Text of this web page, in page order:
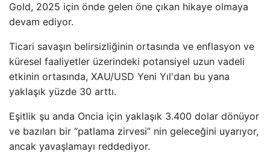
Gold, 2025 için önde gelen öne çıkan hikaye olmaya
devam ediyor.
Ticari savaşın belirsizliğinin ortasında ve enflasyon ve
küresel faaliyetler üzerindeki potansiyel uzun vadeli
etkinin ortasında, XAU/USD Yeni Yıl'dan bu yana
yaklaşık yüzde 30 arttı.
Eşitlik şu anda Oncia için yaklaşık 3.400 dolar dönüyor
ve bazıları bir “patlama zirvesi” nin geleceğini uyarıyor,
ancak yavaşlamayı reddediyor.